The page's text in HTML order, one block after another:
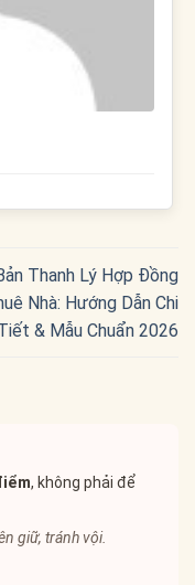
Thanh Lý Hợp Đồng
Nhà: Hướng Dẫn Chi
& Mẫu Chuẩn 2026
, không phải để
giữ, tránh vội.